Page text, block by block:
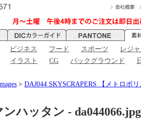
ビジネス フード スポーツ レジ
イラスト CG バックグラウンド
> DAJ044 SKYSCRAPERS 【メトロポリ
ンハッタン -